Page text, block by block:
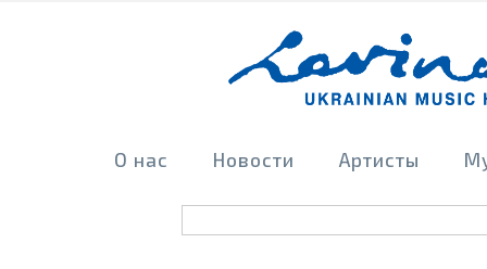
О нас Новости Артисты